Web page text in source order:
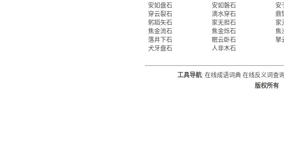
安如盘石 安如磐石 安
穿云裂石
滴水穿石 鼎
躬蹈矢石
家无担石 家
焦金流石
焦金烁石 焦
落井下石
眠云卧石 拏
犬牙盘石
人非木石
工具导航: 在线成语词典 在线反义词查
版权所有